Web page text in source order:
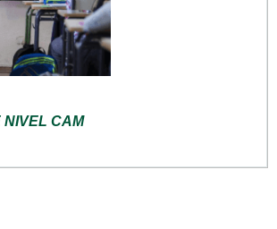
NIVEL CAM